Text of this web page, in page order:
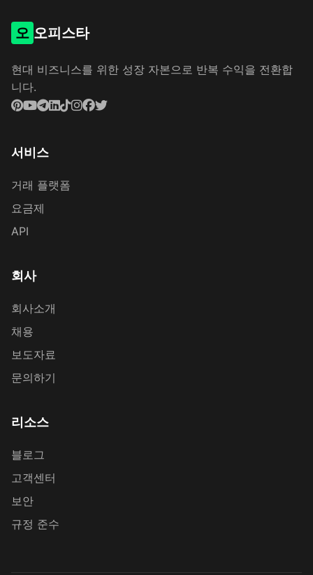
오 오피스타
현대 비즈니스를 위한 성장 자본으로 반복 수익을 전환합
니다.
서비스
거래 플랫폼
요금제
API
회사
회사소개
채용
보도자료
문의하기
리소스
블로그
고객센터
보안
규정 준수